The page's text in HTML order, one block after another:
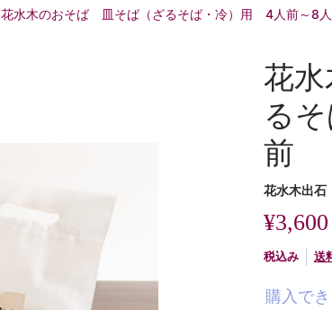
花水木のおそば 皿そば（ざるそば・冷）用 4人前～8
花
る
前
花水木出石
¥3,600
税込み 送
購入でき